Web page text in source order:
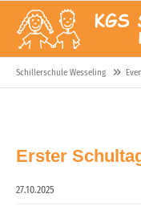
Schillerschule Wesseling
Erster
27.10.2025